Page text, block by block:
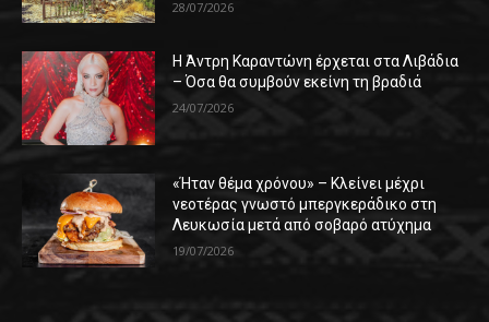
28/07/2026
Η Άντρη Καραντώνη έρχεται στα Λιβάδια
– Όσα θα συμβούν εκείνη τη βραδιά
24/07/2026
«Ήταν θέμα χρόνου» – Κλείνει μέχρι
νεοτέρας γνωστό μπεργκεράδικο στη
Λευκωσία μετά από σοβαρό ατύχημα
19/07/2026